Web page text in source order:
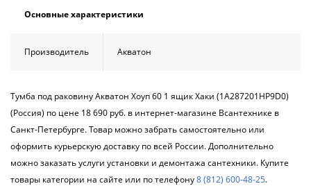
Основные характеристики
Производитель Акватон
Тумба под раковину Акватон Хоуп 60 1 ящик Хаки (1A287201HP9D0)
(Россия) по цене 18 690 руб. в интернет-магазине Всантехнике в
Санкт-Петербурге. Товар можно забрать самостоятельно или
оформить курьерскую доставку по всей России. Дополнительно
можно заказать услуги установки и демонтажа сантехники. Купите
товары категории на сайте или по телефону8 (812) 600-48-25.